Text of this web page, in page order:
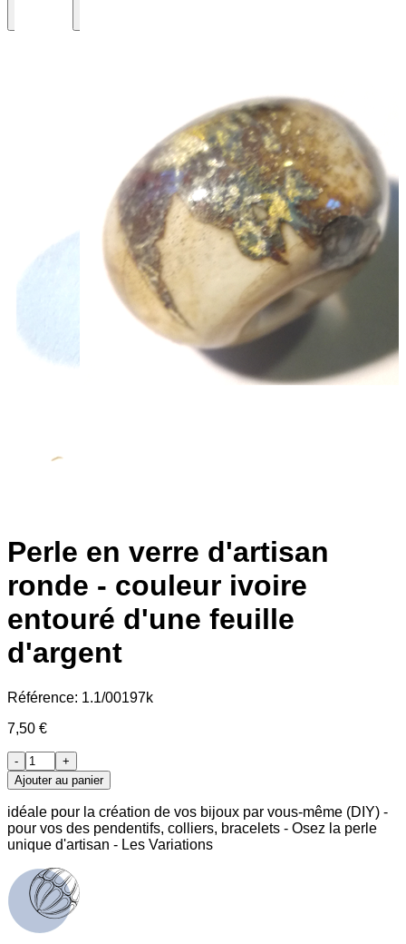
Perle en verre d'artisan
ronde - couleur ivoire
entouré d'une feuille
d'argent
Référence: 1.1/00197k
7,50 €
-
+
Ajouter au panier
idéale pour la création de vos bijoux par vous-même (DIY) -
pour vos des pendentifs, colliers, bracelets - Osez la perle
unique d'artisan - Les Variations